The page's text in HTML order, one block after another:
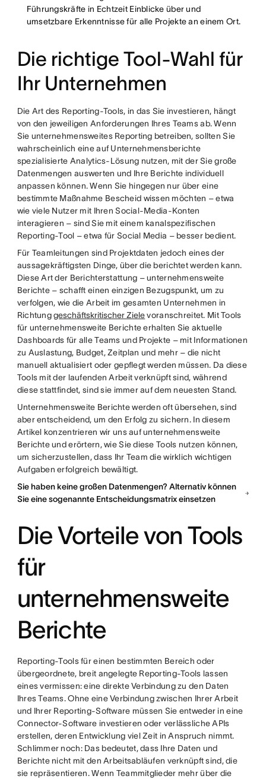
Führungskräfte in Echtzeit Einblicke über und
umsetzbare Erkenntnisse für alle Projekte an einem Ort.
Die richtige Tool-Wahl für
Ihr Unternehmen
Die Art des Reporting-Tools, in das Sie investieren, hängt
von den jeweiligen Anforderungen Ihres Teams ab. Wenn
Sie unternehmensweites Reporting betreiben, sollten Sie
wahrscheinlich eine auf Unternehmensberichte
spezialisierte Analytics-Lösung nutzen, mit der Sie große
Datenmengen auswerten und Ihre Berichte individuell
anpassen können. Wenn Sie hingegen nur über eine
bestimmte Maßnahme Bescheid wissen möchten – etwa
wie viele Nutzer mit Ihren Social-Media-Konten
interagieren – sind Sie mit einem kanalspezifischen
Reporting-Tool – etwa für Social Media – besser bedient.
Für Teamleitungen sind Projektdaten jedoch eines der
aussagekräftigsten Dinge, über die berichtet werden kann.
Diese Art der Berichterstattung – unternehmensweite
Berichte – schafft einen einzigen Bezugspunkt, um zu
verfolgen, wie die Arbeit im gesamten Unternehmen in
Richtunggeschäftskritischer Zielevoranschreitet. Mit Tools
für unternehmensweite Berichte erhalten Sie aktuelle
Dashboards für alle Teams und Projekte – mit Informationen
zu Auslastung, Budget, Zeitplan und mehr – die nicht
manuell aktualisiert oder gepflegt werden müssen. Da diese
Tools mit der laufenden Arbeit verknüpft sind, während
diese stattfindet, sind sie immer auf dem neuesten Stand.
Unternehmensweite Berichte werden oft übersehen, sind
aber entscheidend, um den Erfolg zu sichern. In diesem
Artikel konzentrieren wir uns auf unternehmensweite
Berichte und erörtern, wie Sie diese Tools nutzen können,
um sicherzustellen, dass Ihr Team die wirklich wichtigen
Aufgaben erfolgreich bewältigt.
Sie haben keine großen Datenmengen? Alternativ können
Sie eine sogenannte Entscheidungsmatrix einsetzen
Die Vorteile von Tools
für
unternehmensweite
Berichte
Reporting-Tools für einen bestimmten Bereich oder
übergeordnete, breit angelegte Reporting-Tools lassen
eines vermissen: eine direkte Verbindung zu den Daten
Ihres Teams. Ohne eine Verbindung zwischen Ihrer Arbeit
und Ihrer Reporting-Software müssen Sie entweder in eine
Connector-Software investieren oder verlässliche APIs
erstellen, deren Entwicklung viel Zeit in Anspruch nimmt.
Schlimmer noch: Das bedeutet, dass Ihre Daten und
Berichte nicht mit den Arbeitsabläufen verknüpft sind, die
sie repräsentieren. Wenn Teammitglieder mehr über die